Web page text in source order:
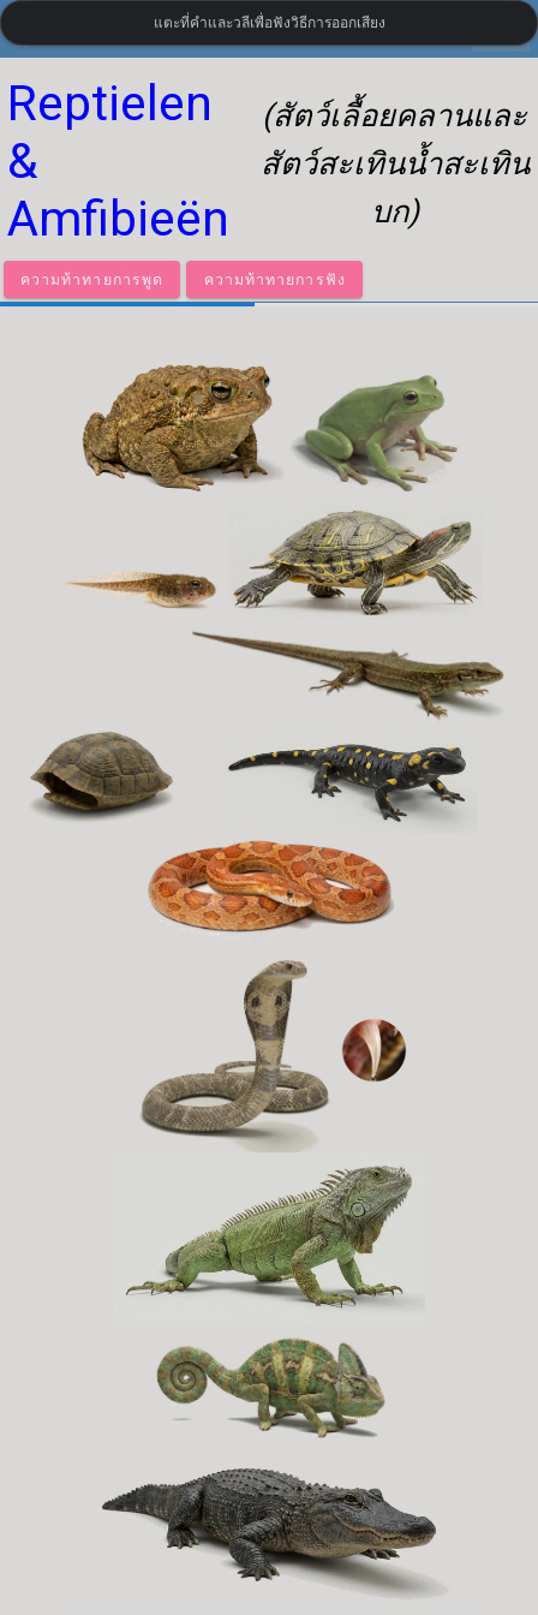
LanguageGuide.org•คำศัพท์ภาษาดัตช์แบบภาพ
Reptielen
&
Amfibieën
(สัตว์เลื้อยคลานและ
สัตว์สะเทินน้ำสะเทิน
บก)
แตะที่คำและวลีเพื่อฟังวิธีการออกเสียง